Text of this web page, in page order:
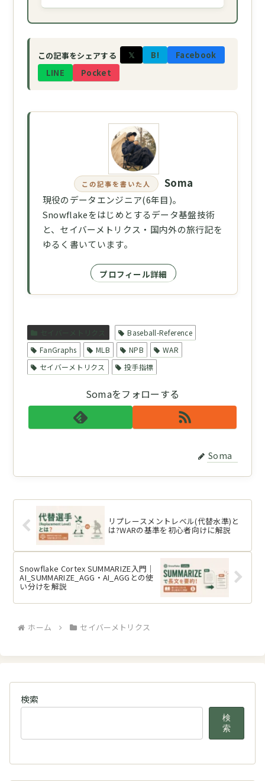
この記事をシェアする 𝕏 B!
Facebook
LINE
Pocket
この記事を書いた人 Soma
現役のデータエンジニア(6年目)。
Snowflakeをはじめとするデータ基盤技術
と、セイバーメトリクス・国内外の旅行記を
ゆるく書いています。
プロフィール詳細
セイバーメトリクス
Baseball-Reference
FanGraphs
MLB NPB
WAR
セイバーメトリクス
投手指標
Somaをフォローする
Soma
リプレースメントレベル(代替水準)と
は?WARの基準を初心者向けに解説
Snowflake Cortex SUMMARIZE入門｜
AI_SUMMARIZE_AGG・AI_AGGとの使
い分けを解説
ホーム セイバーメトリクス
検索
検
索